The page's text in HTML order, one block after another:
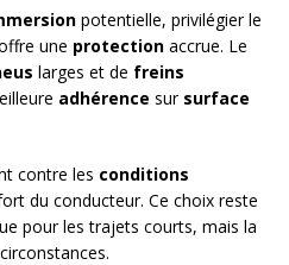
potentielle, privilégier le
une protection accrue. Le
larges et de freins
adhérence sur surface
contre les conditions
du conducteur. Ce choix reste
pour les trajets courts, mais la